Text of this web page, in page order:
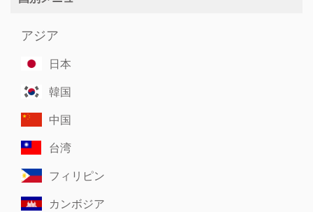
アジア
日本
韓国
中国
台湾
フィリピン
カンボジア